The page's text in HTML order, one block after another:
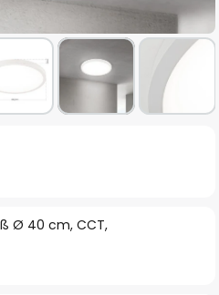
Ø 40 cm, CCT,